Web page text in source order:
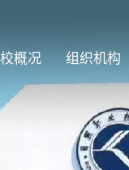
概况 组织机构